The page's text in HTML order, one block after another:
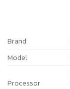
Brand
Model
Processor